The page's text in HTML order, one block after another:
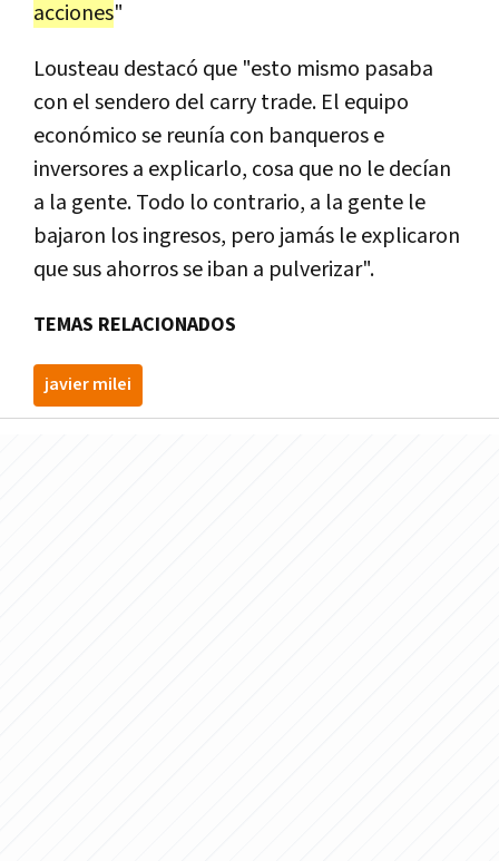
acciones"
Lousteau destacó que "esto mismo pasaba
con el sendero del carry trade. El equipo
económico se reunía con banqueros e
inversores a explicarlo, cosa que no le decían
a la gente. Todo lo contrario, a la gente le
bajaron los ingresos, pero jamás le explicaron
que sus ahorros se iban a pulverizar".
TEMAS RELACIONADOS
javier milei